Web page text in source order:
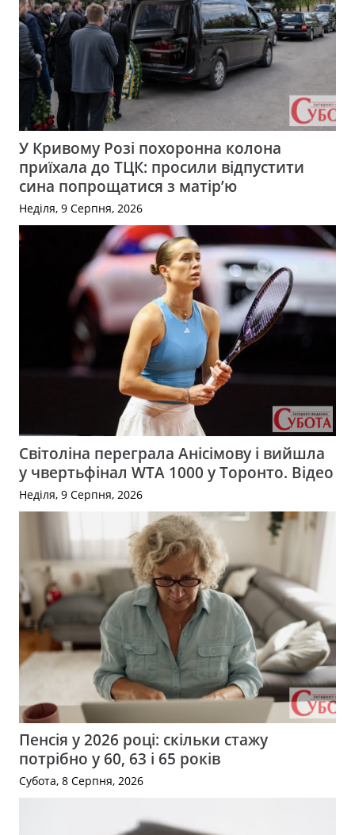
У Кривому Розі похоронна колона
приїхала до ТЦК: просили відпустити
сина попрощатися з матір’ю
Неділя, 9 Серпня, 2026
Світоліна переграла Анісімову і вийшла
у чвертьфінал WTA 1000 у Торонто. Відео
Неділя, 9 Серпня, 2026
Пенсія у 2026 році: скільки стажу
потрібно у 60, 63 і 65 років
Субота, 8 Серпня, 2026